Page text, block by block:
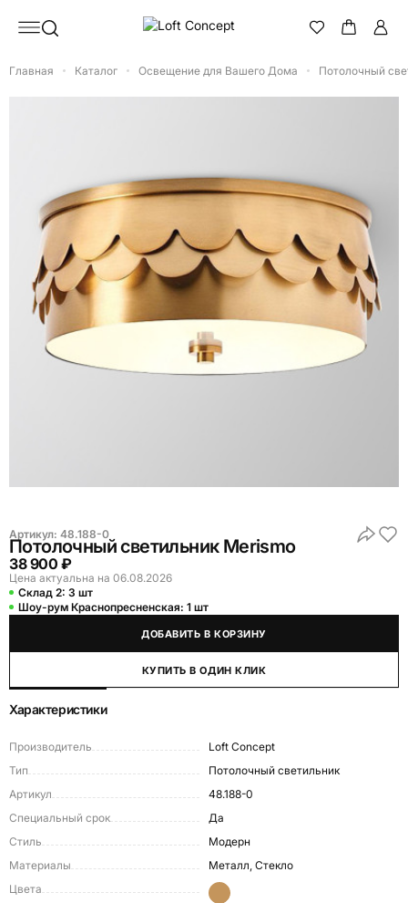
Главная Каталог Освещение для Вашего Дома Потолочный
Артикул: 48.188-0
Потолочный светильник Merismo
38 900 ₽
Цена актуальна на 06.08.2026
Склад 2: 3 шт
Шоу-рум Краснопресненская: 1 шт
ДОБАВИТЬ В КОРЗИНУ
КУПИТЬ В ОДИН КЛИК
Характеристики
Производитель
Loft Concept
Тип
Потолочный светильник
Артикул
48.188-0
Специальный срок
Да
Стиль
Модерн
Материалы
Металл, Стекло
Цвета